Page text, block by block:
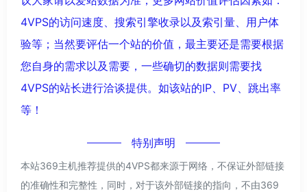
4VPS的访问速度、搜索引擎收录以及索引量、用户体
验等；当然要评估一个站的价值，最主要还是需要根据
您自身的需求以及需要，一些确切的数据则需要找
4VPS的站长进行洽谈提供。如该站的IP、PV、跳出率
等！
特别声明
本站369主机推荐提供的4VPS都来源于网络，不保证外部链接
的准确性和完整性，同时，对于该外部链接的指向，不由369